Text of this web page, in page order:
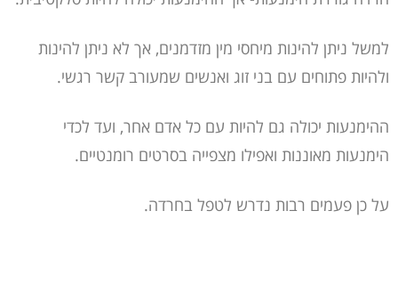
למשל ניתן להינות מיחסי מין מזדמנים, אך לא ניתן להינות
ולהיות פתוחים עם בני זוג ואנשים שמעורב קשר רגשי.
ההימנעות יכולה גם להיות עם כל אדם אחר, ועד לכדי
הימנעות מאוננות ואפילו מצפייה בסרטים רומנטיים.
על כן פעמים רבות נדרש לטפל בחרדה.